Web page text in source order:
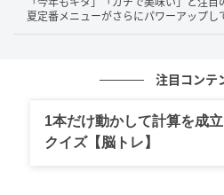
夏定番メニューがさらにパワーアップし
注目コンテ
1本だけ動かして計算を成
クイズ【脳トレ】